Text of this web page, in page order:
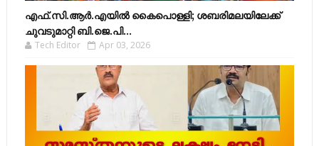
എഫ്​.സി.ആർ.എയിൽ കൈപൊള്ളി; ശബരിമലയിലേക്ക്​
ചുവടുമാറ്റി ബി.ജെ.പി...
Tech Editor Apr 03, 2026